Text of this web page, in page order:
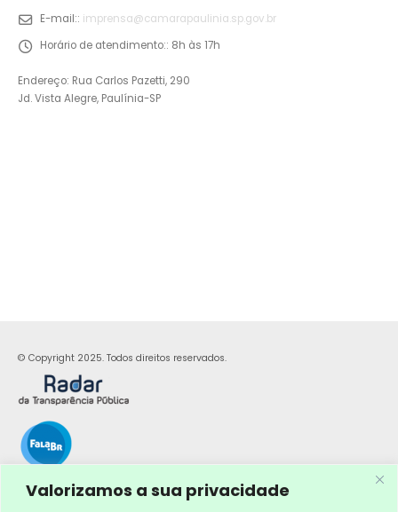
Valorizamos a sua privacidade
E-mail:: imprensa@camarapaulinia.sp.gov.br
Horário de atendimento:: 8h às 17h
Endereço: Rua Carlos Pazetti, 290
Jd. Vista Alegre, Paulínia-SP
© Copyright 2025. Todos direitos reservados.